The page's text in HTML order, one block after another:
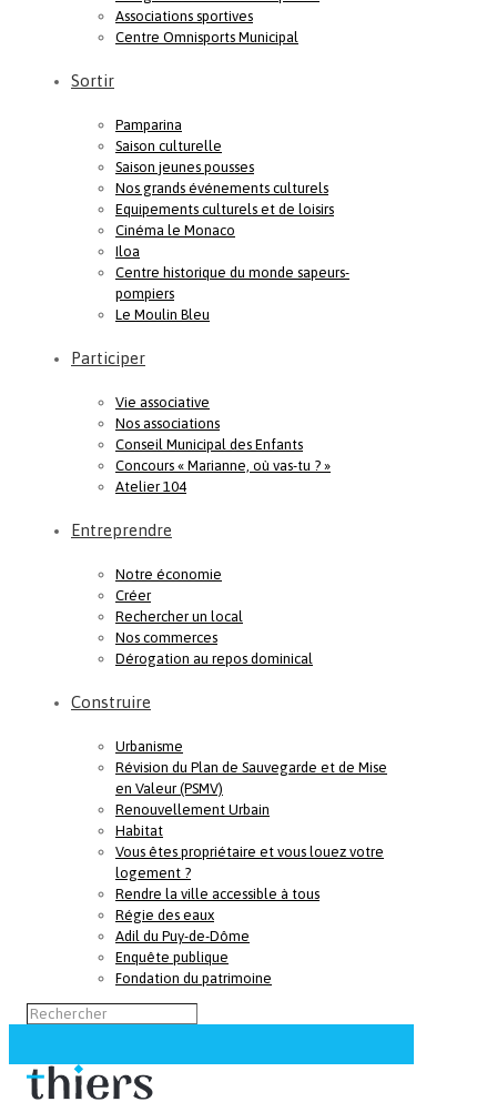
Associations sportives
Centre Omnisports Municipal
Sortir
Pamparina
Saison culturelle
Saison jeunes pousses
Nos grands événements culturels
Equipements culturels et de loisirs
Cinéma le Monaco
Iloa
Centre historique du monde sapeurs-
pompiers
Le Moulin Bleu
Participer
Vie associative
Nos associations
Conseil Municipal des Enfants
Concours « Marianne, où vas-tu ? »
Atelier 104
Entreprendre
Notre économie
Créer
Rechercher un local
Nos commerces
Dérogation au repos dominical
Construire
Urbanisme
Révision du Plan de Sauvegarde et de Mise
en Valeur (PSMV)
Renouvellement Urbain
Habitat
Vous êtes propriétaire et vous louez votre
logement ?
Rendre la ville accessible à tous
Régie des eaux
Adil du Puy-de-Dôme
Enquête publique
Fondation du patrimoine